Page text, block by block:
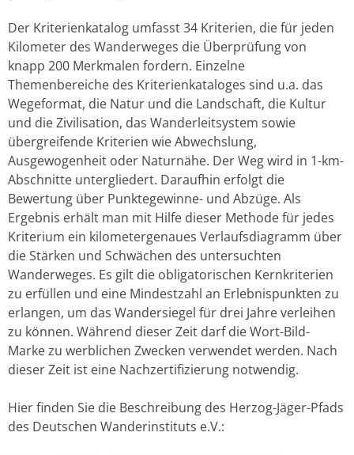
Der Kriterienkatalog umfasst 34 Kriterien, die für jeden
Kilometer des Wanderweges die Überprüfung von
knapp 200 Merkmalen fordern. Einzelne
Themenbereiche des Kriterienkataloges sind u.a. das
Wegeformat, die Natur und die Landschaft, die Kultur
und die Zivilisation, das Wanderleitsystem sowie
übergreifende Kriterien wie Abwechslung,
Ausgewogenheit oder Naturnähe. Der Weg wird in 1-km-
Abschnitte untergliedert. Daraufhin erfolgt die
Bewertung über Punktegewinne- und Abzüge. Als
Ergebnis erhält man mit Hilfe dieser Methode für jedes
Kriterium ein kilometergenaues Verlaufsdiagramm über
die Stärken und Schwächen des untersuchten
Wanderweges. Es gilt die obligatorischen Kernkriterien
zu erfüllen und eine Mindestzahl an Erlebnispunkten zu
erlangen, um das Wandersiegel für drei Jahre verleihen
zu können. Während dieser Zeit darf die Wort-Bild-
Marke zu werblichen Zwecken verwendet werden. Nach
dieser Zeit ist eine Nachzertifizierung notwendig.
Hier finden Sie die Beschreibung des Herzog-Jäger-Pfads
des Deutschen Wanderinstituts e.V.: